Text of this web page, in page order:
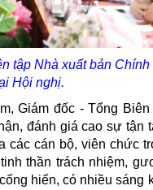
tập Nhà xuất bản Chính
Hội nghị.
Giám đốc - Tổng Biên
đánh giá cao sự tận
các cán bộ, viên chức
thần trách nhiệm,
hiến, có nhiều sáng